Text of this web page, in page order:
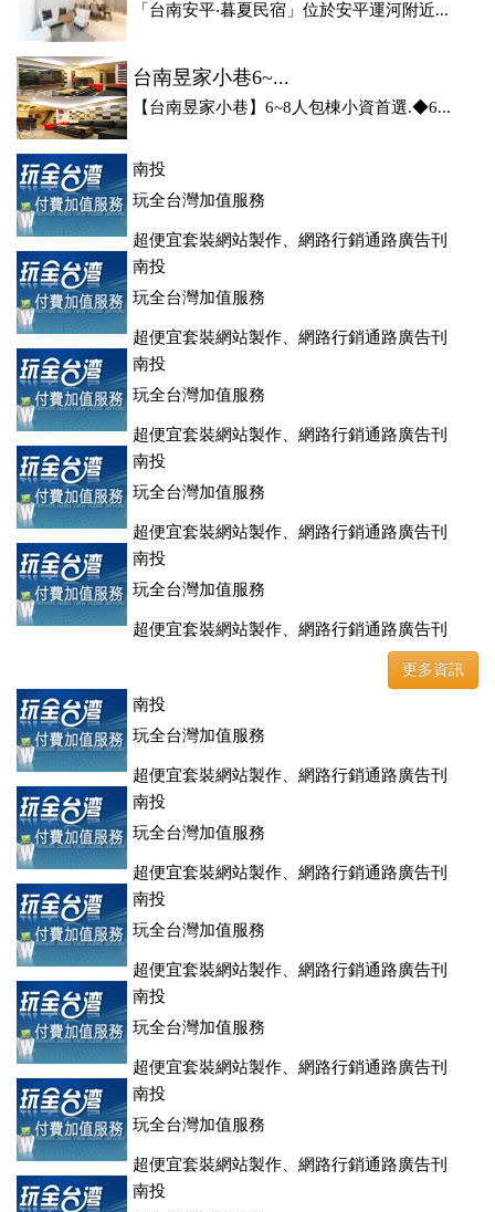
「台南安平‧暮夏民宿」位於安平運河附近...
台南昱家小巷6~...
【台南昱家小巷】6~8人包棟小資首選.◆6...
南投
玩全台灣加值服務
超便宜套裝網站製作、網路行銷通路廣告刊
登、訂房系統、客房委託旅行社銷售，全面優惠中....
南投
玩全台灣加值服務
超便宜套裝網站製作、網路行銷通路廣告刊
登、訂房系統、客房委託旅行社銷售，全面優惠中....
南投
玩全台灣加值服務
超便宜套裝網站製作、網路行銷通路廣告刊
登、訂房系統、客房委託旅行社銷售，全面優惠中....
南投
玩全台灣加值服務
超便宜套裝網站製作、網路行銷通路廣告刊
登、訂房系統、客房委託旅行社銷售，全面優惠中....
南投
玩全台灣加值服務
超便宜套裝網站製作、網路行銷通路廣告刊
登、訂房系統、客房委託旅行社銷售，全面優惠中....
更多資訊
南投
玩全台灣加值服務
超便宜套裝網站製作、網路行銷通路廣告刊
登、訂房系統、客房委託旅行社銷售，全面優惠中....
南投
玩全台灣加值服務
超便宜套裝網站製作、網路行銷通路廣告刊
登、訂房系統、客房委託旅行社銷售，全面優惠中....
南投
玩全台灣加值服務
超便宜套裝網站製作、網路行銷通路廣告刊
登、訂房系統、客房委託旅行社銷售，全面優惠中....
南投
玩全台灣加值服務
超便宜套裝網站製作、網路行銷通路廣告刊
登、訂房系統、客房委託旅行社銷售，全面優惠中....
南投
玩全台灣加值服務
超便宜套裝網站製作、網路行銷通路廣告刊
登、訂房系統、客房委託旅行社銷售，全面優惠中....
南投